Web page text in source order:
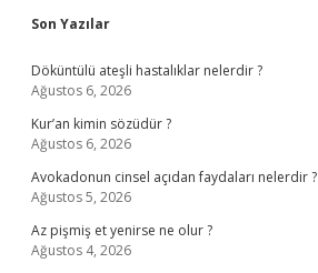
Sidebar
Son Yazılar
Döküntülü ateşli hastalıklar nelerdir ?
Ağustos 6, 2026
Kur’an kimin sözüdür ?
Ağustos 6, 2026
Avokadonun cinsel açıdan faydaları nelerdir ?
Ağustos 5, 2026
Az pişmiş et yenirse ne olur ?
Ağustos 4, 2026